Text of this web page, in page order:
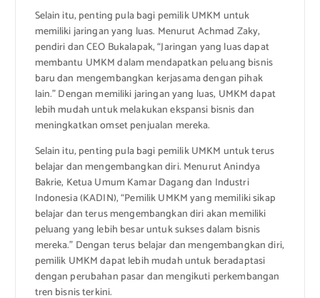
Selain itu, penting pula bagi pemilik UMKM untuk
memiliki jaringan yang luas. Menurut Achmad Zaky,
pendiri dan CEO Bukalapak, “Jaringan yang luas dapat
membantu UMKM dalam mendapatkan peluang bisnis
baru dan mengembangkan kerjasama dengan pihak
lain.” Dengan memiliki jaringan yang luas, UMKM dapat
lebih mudah untuk melakukan ekspansi bisnis dan
meningkatkan omset penjualan mereka.
Selain itu, penting pula bagi pemilik UMKM untuk terus
belajar dan mengembangkan diri. Menurut Anindya
Bakrie, Ketua Umum Kamar Dagang dan Industri
Indonesia (KADIN), “Pemilik UMKM yang memiliki sikap
belajar dan terus mengembangkan diri akan memiliki
peluang yang lebih besar untuk sukses dalam bisnis
mereka.” Dengan terus belajar dan mengembangkan diri,
pemilik UMKM dapat lebih mudah untuk beradaptasi
dengan perubahan pasar dan mengikuti perkembangan
tren bisnis terkini.